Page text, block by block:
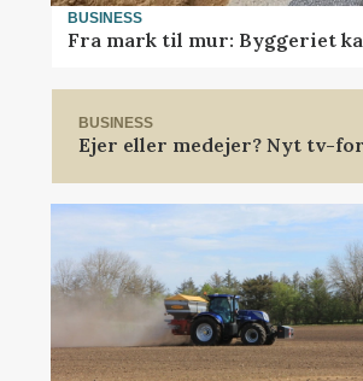
BUSINESS
Fra mark til mur: Byggeriet
BUSINESS
Ejer eller medejer? Nyt tv-